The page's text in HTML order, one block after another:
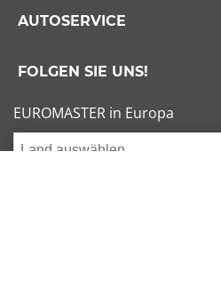
AUTOSERVICE
FOLGEN SIE UNS!
EUROMASTER in Europa
Land auswählen